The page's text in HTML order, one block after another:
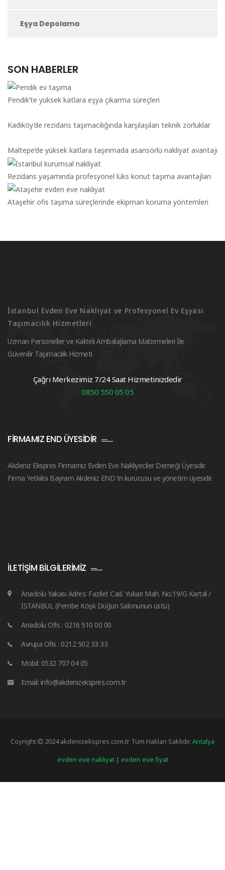
Eşya Depolama
SON HABERLER
Pendik’te yüksek katlara eşya çıkarma süreçleri
Kadıköy’de rezidans taşımacılığında karşılaşılan teknik zorluklar
Maltepe’de yüksek katlara taşınmada asansörlü nakliyat avantajı
Rezidans yaşamında profesyonel lüks konut taşıma avantajları
Ataşehir ofis taşıma süreçlerinde ekipman koruma yöntemleri
İstanbul Evden Eve Nakliyat ve Profesyonel Ev Eşyası
Taşımacılık Hizmetleri
Uzman Personeller ve Kaliteli Ambalajlama Malzemeleri İle
Güvenilir Taşımacılık Hizmeti
Çağrı Merkezimiz 7/24 Saat Hizmetinizdedir
0850 550 05 05
FIRMAMIZ END ÜYESIDIR
Akdeniz Ekspres Firmamız Evden Eve Nakliyeciler Derneği Üyesidir.
Firma Yetkilisi Bayram Akdeniz END ‘in kurucusu ve yönetim üyesidir.
İLETIŞIM BILGILERIMIZ
Anadolu Yakası Adres: Fazilet Cad. Yukarı Mah. No:19/G Kartal /
İSTANBUL (Pembe Köşk Düğün Salonunun üstü)
Anadolu Ofis : 0216 510 00 00
Avrupa Ofis : 0212 502 33 33
Mobil: 0532 707 04 05
Email: info@akdenizekspres.com.tr
Coyright 2024 akdenizekspres.com.tr Tüm Hakları Saklıdır. Antalya
evden eve nakliyat | evden eve fiyat